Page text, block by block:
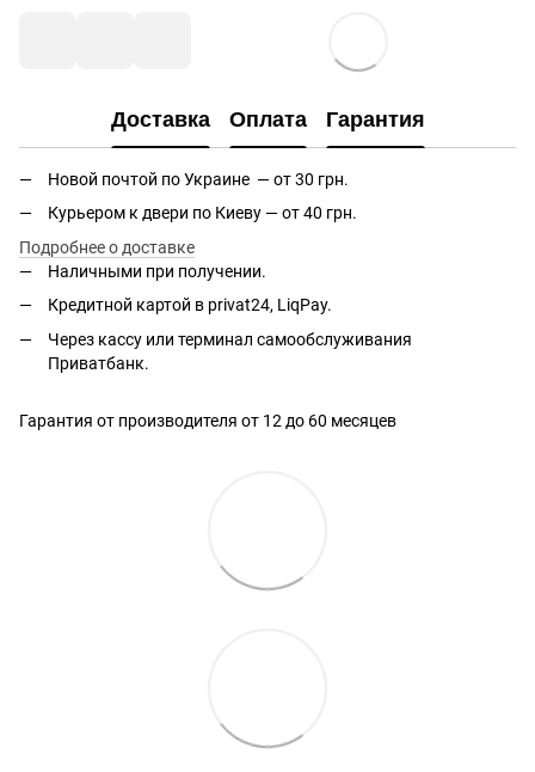
Доставка Оплата Гарантия
Новой почтой по Украине — от 30 грн.
Курьером к двери по Киеву — от 40 грн.
Подробнее о доставке
Наличными при получении.
Кредитной картой в privat24, LiqPay.
Через кассу или терминал самообслуживания
Приватбанк.
Гарантия от производителя от 12 до 60 месяцев